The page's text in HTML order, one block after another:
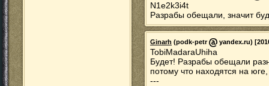
N1e2k3i4t
Разрабы обещали, значит
Ginarh (podk-petr yandex.ru)
TobiMadaraUhiha
Будет! Разрабы обещали
потому что находятся на
---